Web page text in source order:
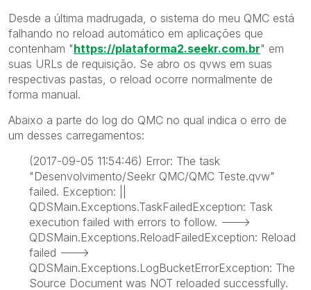
Desde a última madrugada, o sistema do meu QMC está
falhando no reload automático em aplicações que
contenham "https://plataforma2.seekr.com.br" em
suas URLs de requisição. Se abro os qvws em suas
respectivas pastas, o reload ocorre normalmente de
forma manual.
Abaixo a parte do log do QMC no qual indica o erro de
um desses carregamentos:
(2017-09-05 11:54:46) Error: The task
"Desenvolvimento/Seekr QMC/QMC Teste.qvw"
failed. Exception: ||
QDSMain.Exceptions.TaskFailedException: Task
execution failed with errors to follow. --->
QDSMain.Exceptions.ReloadFailedException: Reload
failed --->
QDSMain.Exceptions.LogBucketErrorException: The
Source Document was NOT reloaded successfully.